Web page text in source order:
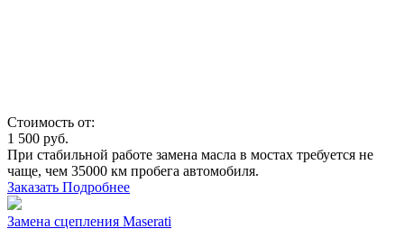
Стоимость от:
1 500 руб.
При стабильной работе замена масла в мостах требуется не
чаще, чем 35000 км пробега автомобиля.
Заказать Подробнее
Замена сцепления Maserati